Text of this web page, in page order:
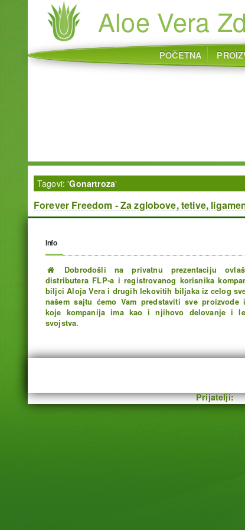
Aloe Vera
POČETNA
Tagovi: 'Gonartroza'
Forever Freedom - Za zglobove, tetive,
Info
Dobrodošli na privatnu prezentaciju
distributera FLP-a i registrovanog korisnika
biljci Aloja Vera i drugih lekovitih biljaka iz celog
našem sajtu ćemo Vam predstaviti sve proizvode
koje kompanija ima kao i njihovo delovanje i
svojstva.
Prijatelji: